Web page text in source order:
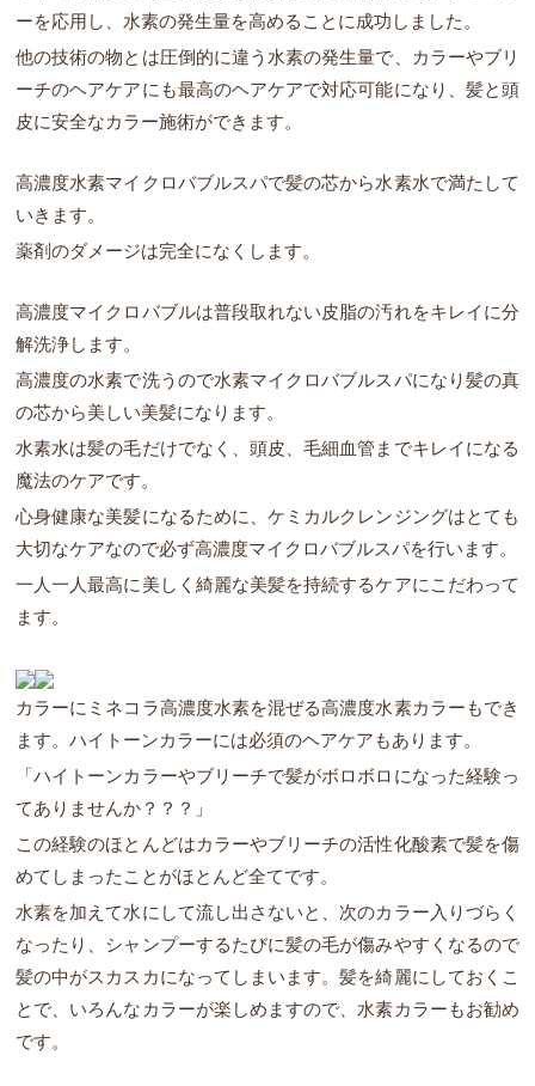
ーを応用し、水素の発生量を高めることに成功しました。
他の技術の物とは圧倒的に違う水素の発生量で、カラーやブリ
ーチのヘアケアにも最高のヘアケアで対応可能になり、髪と頭
皮に安全なカラー施術ができます。
高濃度水素マイクロバブルスパで髪の芯から水素水で満たして
いきます。
薬剤のダメージは完全になくします。
高濃度マイクロバブルは普段取れない皮脂の汚れをキレイに分
解洗浄します。
高濃度の水素で洗うので水素マイクロバブルスパになり髪の真
の芯から美しい美髪になります。
水素水は髪の毛だけでなく、頭皮、毛細血管までキレイになる
魔法のケアです。
心身健康な美髪になるために、ケミカルクレンジングはとても
大切なケアなので必ず高濃度マイクロバブルスパを行います。
一人一人最高に美しく綺麗な美髪を持続するケアにこだわって
ます。
カラーにミネコラ高濃度水素を混ぜる高濃度水素カラーもでき
ます。ハイトーンカラーには必須のヘアケアもあります。
「ハイトーンカラーやブリーチで髪がボロボロになった経験っ
てありませんか？？？」
この経験のほとんどはカラーやブリーチの活性化酸素で髪を傷
めてしまったことがほとんど全てです。
水素を加えて水にして流し出さないと、次のカラー入りづらく
なったり、シャンプーするたびに髪の毛が傷みやすくなるので
髪の中がスカスカになってしまいます。髪を綺麗にしておくこ
とで、いろんなカラーが楽しめますので、水素カラーもお勧め
です。